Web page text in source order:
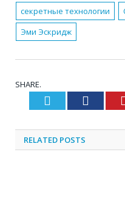
секретные технологии
Эми Эскридж
SHARE.
Twitter
RELATED POSTS